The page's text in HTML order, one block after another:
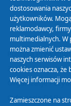
Polityka
Zasady
Organizacje
Cyfryzacja DAB+
dostosowania
użytkowników.
reklamodawcy,
multimedialnych. W
można zmienić
naszych serwisów
cookies oznacza, że
Więcej informacji
Zamieszczone na